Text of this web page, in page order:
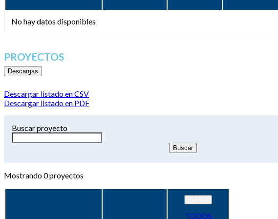
No hay datos disponibles
PROYECTOS
Descargas
Descargar listado en CSV
Descargar listado en PDF
Buscar proyecto
Mostrando0proyectos
TODOS